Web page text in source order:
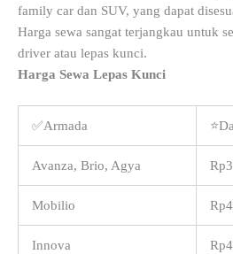
family car dan SUV, yang dapat
Harga sewa sangat terjangkau untuk
driver atau lepas kunci.
Harga Sewa Lepas Kunci
✅Armada
Avanza, Brio, Agya
Mobilio
Innova